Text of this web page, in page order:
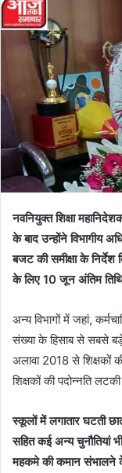
नवनियुक्त शिक्षा
के बाद उन्होंने विभागीय
बजट की समीक्षा के निर्देश
के लिए 10 जून अंतिम
अन्य विभागों में जहां,
संख्या के हिसाब से सबसे
अलावा 2018 से शिक्षकों
शिक्षकों की पदोन्नति
स्कूलों में लगातार घटती
सहित कई अन्य चुनौतियां
महकमे की कमान संभालने के